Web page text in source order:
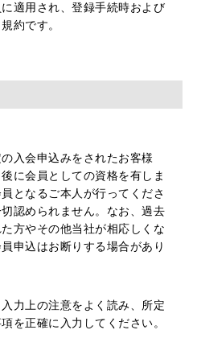
適用され、登録手続時および
約です。
入会申込みをされたお客様
に会員としての資格を有しま
となるご本人が行ってくださ
認められません。なお、過去
方やその他当社が相応しくな
申込はお断りする場合があり
力上の注意をよく読み、所定
を正確に入力してください。